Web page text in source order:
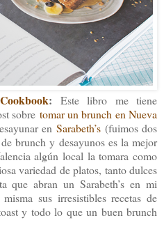
: Este libro me tiene
sobre tomar un brunch en Nueva
en Sarabeth’s(fuimos dos
brunch y desayunos es la mejor
algún local la tomara como
variedad de platos, tanto dulces
que abran un Sarabeth’s en mi
sus irresistibles recetas de
y todo lo que un buen brunch